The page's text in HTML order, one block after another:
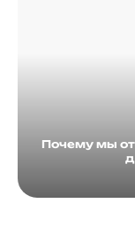
Почему мы